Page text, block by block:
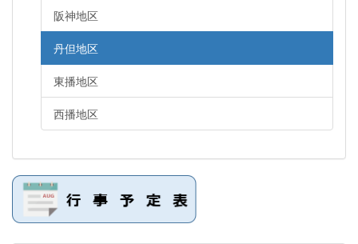
阪神地区
丹但地区
東播地区
西播地区